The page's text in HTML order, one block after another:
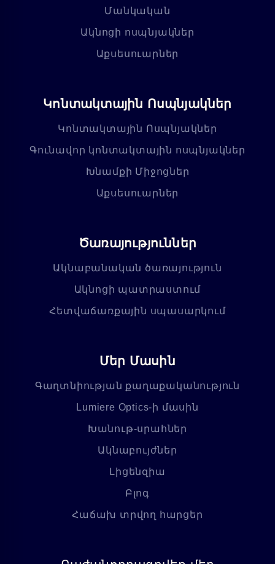
Մանկական
Ակնոցի ոսպնյակներ
Աքսեսուարներ
Կոնտակտային Ոսպնյակներ
Կոնտակտային Ոսպնյակներ
Գունավոր կոնտակտային ոսպնյակներ
Խնամքի Միջոցներ
Աքսեսուարներ
Ծառայություններ
Ակնաբանական ծառայություն
Ակնոցի պատրաստում
Հետվաճառքային սպասարկում
Մեր Մասին
Գաղտնիության քաղաքականություն
Lumiere Optics-ի մասին
Խանութ-սրահներ
Ակնաբույժներ
Լիցենզիա
Բլոգ
Հաճախ տրվող հարցեր